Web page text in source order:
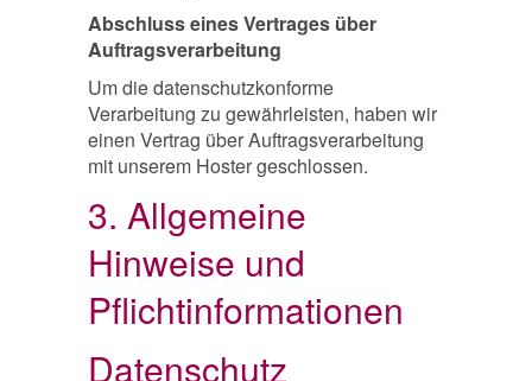
Abschluss eines Vertrages über
Auftragsverarbeitung
Um die datenschutzkonforme
Verarbeitung zu gewährleisten, haben wir
einen Vertrag über Auftragsverarbeitung
mit unserem Hoster geschlossen.
3. Allgemeine
Hinweise und
Pflichtinformationen
Datenschutz